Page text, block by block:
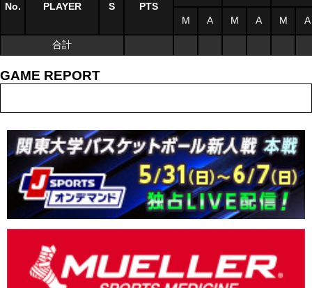
No. PLAYER S PTS
M A M A M A
合計
GAME REPORT